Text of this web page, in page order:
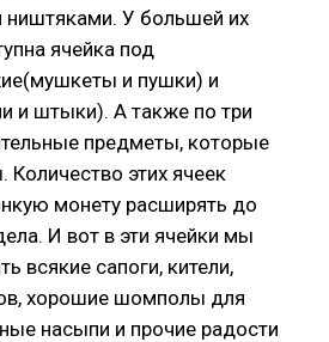
У большей их
ячейка под
и пушки) и
и штыки). А также по три
предметы, которые
этих ячеек
монету расширять до
И вот в эти ячейки мы
всякие сапоги, кители,
хорошие шомполы для
насыпи и прочие радости